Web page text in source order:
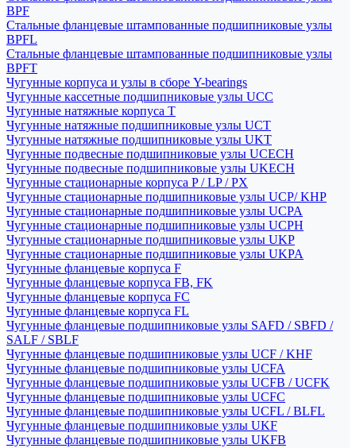
BPF
Стальные фланцевые штампованные подшипниковые узлы
BPFL
Стальные фланцевые штампованные подшипниковые узлы
BPFT
Чугунные корпуса и узлы в сборе Y-bearings
Чугунные кассетные подшипниковые узлы UCC
Чугунные натяжные корпуса T
Чугунные натяжные подшипниковые узлы UCT
Чугунные натяжные подшипниковые узлы UKT
Чугунные подвесные подшипниковые узлы UCECH
Чугунные подвесные подшипниковые узлы UKECH
Чугунные стационарные корпуса P / LP / PX
Чугунные стационарные подшипниковые узлы UCP/ KHP
Чугунные стационарные подшипниковые узлы UCPA
Чугунные стационарные подшипниковые узлы UCPH
Чугунные стационарные подшипниковые узлы UKP
Чугунные стационарные подшипниковые узлы UKPA
Чугунные фланцевые корпуса F
Чугунные фланцевые корпуса FB, FK
Чугунные фланцевые корпуса FC
Чугунные фланцевые корпуса FL
Чугунные фланцевые подшипниковые узлы SAFD / SBFD /
SALF / SBLF
Чугунные фланцевые подшипниковые узлы UCF / KHF
Чугунные фланцевые подшипниковые узлы UCFA
Чугунные фланцевые подшипниковые узлы UCFB / UCFK
Чугунные фланцевые подшипниковые узлы UCFC
Чугунные фланцевые подшипниковые узлы UCFL / BLFL
Чугунные фланцевые подшипниковые узлы UKF
Чугунные фланцевые подшипниковые узлы UKFB